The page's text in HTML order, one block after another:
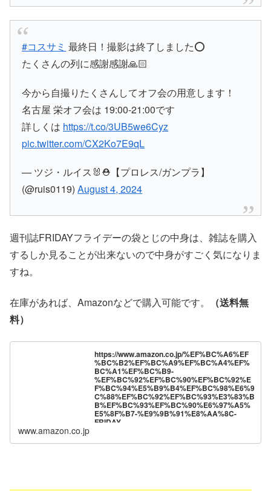
#コスサミ 最終日！撮影は終了しました⭕️
たくさんの列に感謝感謝🙏🏻
今から自撮りたくさんしてオフ会の用意します！
名古屋 栄オフ会は 19:00-21:00です
詳しくは https://t.co/3UB5we6Cyz
pic.twitter.com/CX2Ko7E9qL
— ツジ・ルイス🐰⛑【プロレス/ガンプラ】
(@ruis0119)August 4, 2024
週刊誌FRIDAYフライデーの袋とじの中身は、雑誌を購入
するしか見ることが出来ないので中身がすごく気になりま
すね。
在庫があれば、Amazonなどで購入可能です。
（送料無
料）
https://www.amazon.co.jp/%EF%BC%A6%EF
%BC%B2%EF%BC%A9%EF%BC%A4%EF%
BC%A1%EF%BC%B9-
%EF%BC%92%EF%BC%90%EF%BC%92%E
F%BC%94%E5%B9%B4%EF%BC%98%E6%9
C%88%EF%BC%92%EF%BC%93%E3%83%B
B%EF%BC%93%EF%BC%90%E6%97%A5%
E5%8F%B7-%E9%9B%91%E8%AA%8C-
FRIDAY-
__mk_ja_JP=%E3%82%AB%E3%82%BF%E3
www.amazon.co.jp